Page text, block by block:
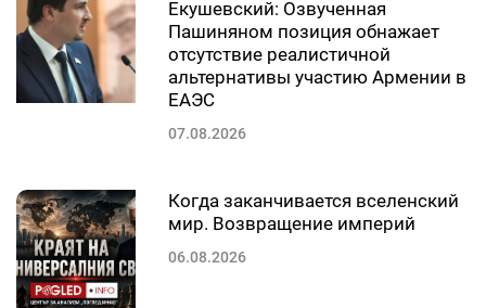
Екушевский: Озвученная
Пашиняном позиция обнажает
отсутствие реалистичной
альтернативы участию Армении в
ЕАЭС
07.08.2026
Когда заканчивается вселенский
мир. Возвращение империй
06.08.2026